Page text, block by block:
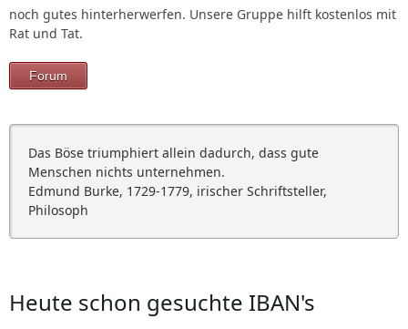
noch gutes hinterherwerfen. Unsere Gruppe hilft kostenlos mit
Rat und Tat.
Forum
Das Böse triumphiert allein dadurch, dass gute
Menschen nichts unternehmen.
Edmund Burke, 1729-1779, irischer Schriftsteller,
Philosoph
Heute schon gesuchte IBAN's